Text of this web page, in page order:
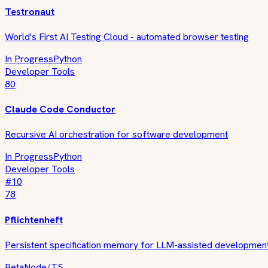
Testronaut
World's First AI Testing Cloud - automated browser testing
In ProgressPython
Developer Tools
80
Claude Code Conductor
Recursive AI orchestration for software development
In ProgressPython
Developer Tools
#10
78
Pflichtenheft
Persistent specification memory for LLM-assisted